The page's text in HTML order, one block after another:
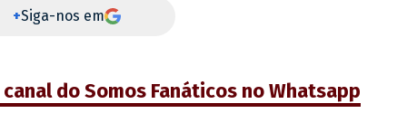
+Siga-nos em
do Somos Fanáticos no Whatsapp